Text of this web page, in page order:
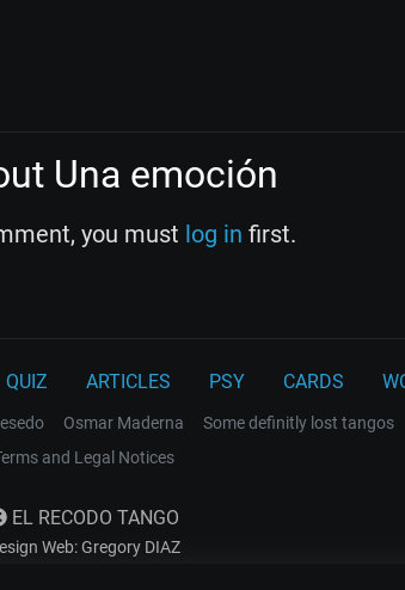
Una emoción
you must log in first.
QUIZ ARTICLES PSY CARDS
Osmar Maderna Some definitly lost tangos
and Legal Notices
EL RECODO TANGO
Web: Gregory DIAZ